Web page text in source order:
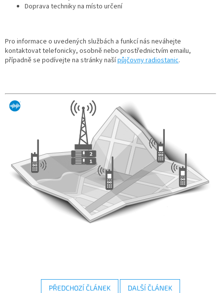
Doprava techniky na místo určení
Pro informace o uvedených službách a funkcí nás neváhejte
kontaktovat telefonicky, osobně nebo prostřednictvím emailu,
případně se podívejte na stránky našípůjčovny radiostanic.
PŘEDCHOZÍ ČLÁNEK DALŠÍ ČLÁNEK